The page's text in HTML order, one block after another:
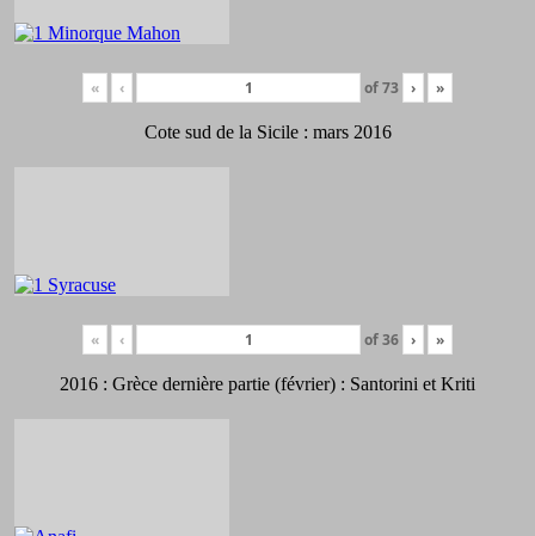
« ‹ of73 › »
Cote sud de la Sicile : mars 2016
« ‹ of36 › »
2016 : Grèce dernière partie (février) : Santorini et Kriti